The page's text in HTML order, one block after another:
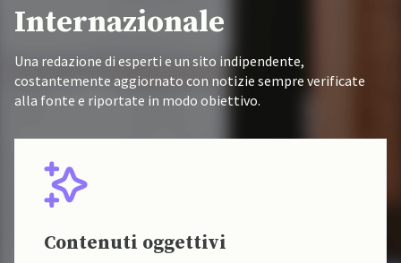
Internazionale
Una redazione di esperti e un sito indipendente,
costantemente aggiornato con notizie sempre verificate
alla fonte e riportate in modo obiettivo.
Contenuti oggettivi